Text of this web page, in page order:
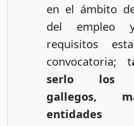
en el ámbito
del empleo
requisitos
convocatoria; t
serlo los
gallegos,